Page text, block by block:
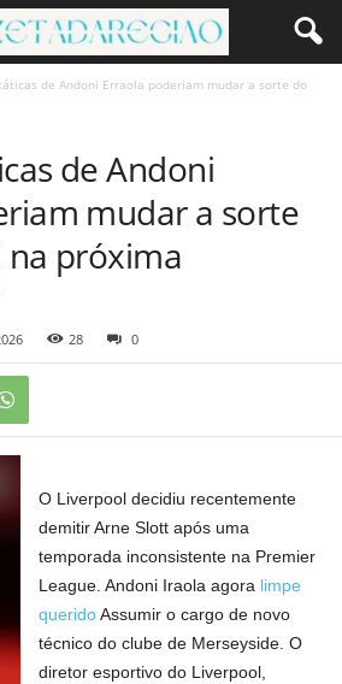
de Andoni Erraola poderiam mudar a sorte do
de Andoni
mudar a sorte
próxima
28 0
O Liverpool decidiu recentemente
demitir Arne Slott após uma
temporada inconsistente na Premier
League. Andoni Iraola agora limpe
queridoAssumir o cargo de novo
técnico do clube de Merseyside. O
diretor esportivo do Liverpool,